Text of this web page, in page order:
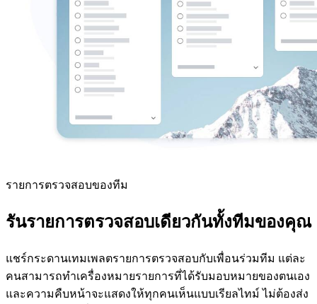
รายการตรวจสอบของทีม
รันรายการตรวจสอบเดียวกันทั้งทีมของคุณ
แชร์กระดานเทมเพลตรายการตรวจสอบกับเพื่อนร่วมทีม แต่ละ
คนสามารถทำเครื่องหมายรายการที่ได้รับมอบหมายของตนเอง
และความคืบหน้าจะแสดงให้ทุกคนเห็นแบบเรียลไทม์ ไม่ต้องส่ง